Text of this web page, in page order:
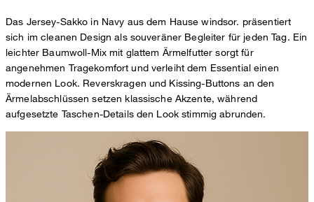
Das Jersey-Sakko in Navy aus dem Hause windsor. präsentiert
sich im cleanen Design als souveräner Begleiter für jeden Tag. Ein
leichter Baumwoll-Mix mit glattem Ärmelfutter sorgt für
angenehmen Tragekomfort und verleiht dem Essential einen
modernen Look. Reverskragen und Kissing-Buttons an den
Ärmelabschlüssen setzen klassische Akzente, während
aufgesetzte Taschen-Details den Look stimmig abrunden.